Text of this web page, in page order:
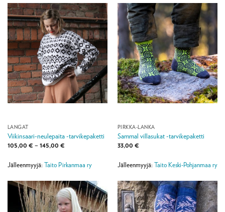
LANGAT
Viikinsaari-neulepaita -tarvikepaketti
105,00 € – 145,00 €Hintaluokka:
145,00 €
Jälleenmyyjä: Taito Pirkanmaa ry
PIRKKA-LANKA
Sammal villasukat -tarvikepaketti
33,00 €
Jälleenmyyjä: Taito Keski-Pohjanmaa ry